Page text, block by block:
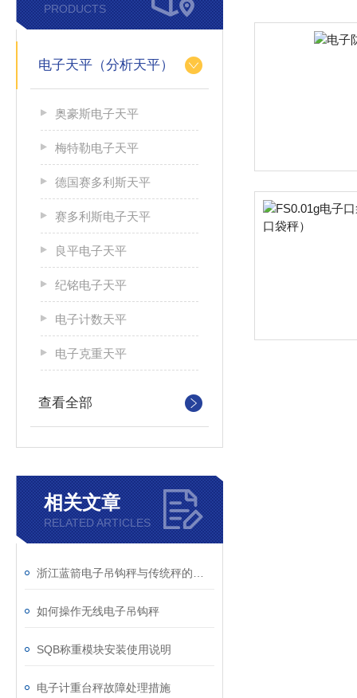
PRODUCTS
电子天平（分析天平）
奥豪斯电子天平
梅特勒电子天平
德国赛多利斯天平
赛多利斯电子天平
良平电子天平
纪铭电子天平
电子计数天平
电子克重天平
查看全部
相关文章
RELATED ARTICLES
如何操作无线电子吊钩秤
SQB称重模块安装使用说明
电子计重台秤故障处理措施